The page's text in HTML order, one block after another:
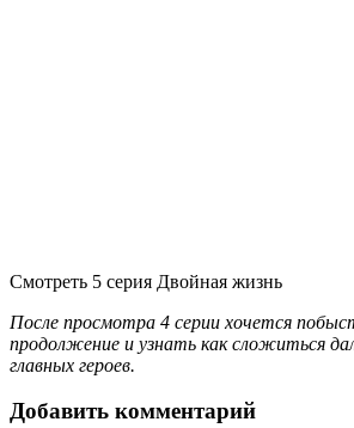
Смотреть 5 серия Двойная жизнь
После просмотра 4 серии хочется
продолжение и узнать как сложиться
главных героев.
Добавить комментарий